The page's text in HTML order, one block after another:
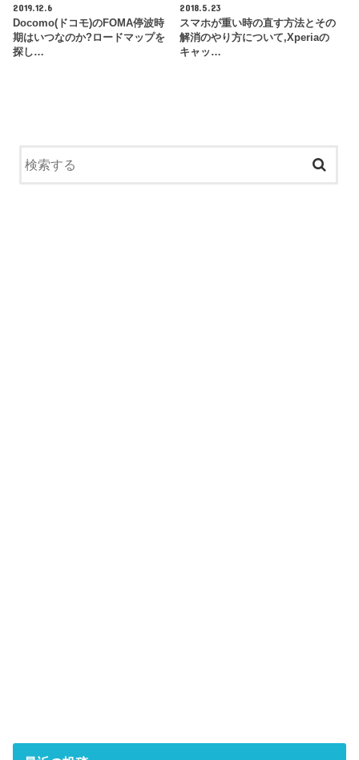
2019.12.6
Docomo(ドコモ)のFOMA停波時
期はいつなのか?ロードマップを
探し…
2018.5.23
スマホが重い時の直す方法とその
解消のやり方について,Xperiaの
キャッ…